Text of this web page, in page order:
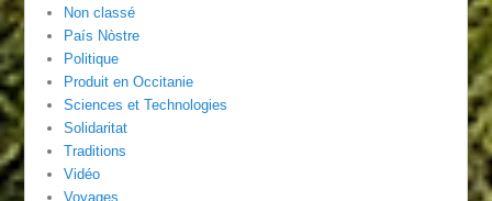
Non classé
País Nòstre
Politique
Produit en Occitanie
Sciences et Technologies
Solidaritat
Traditions
Vidéo
Voyages